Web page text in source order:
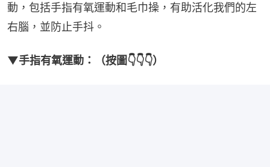
動，包括手指有氧運動和毛巾操，有助活化我們的左
右腦，並防止手抖。
▼手指有氧運動：（按圖👇👇👇）